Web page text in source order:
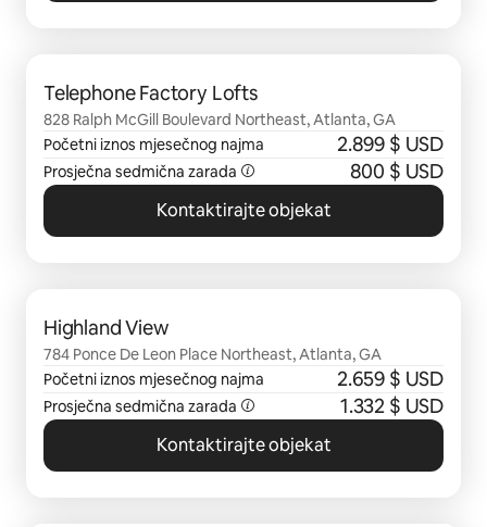
Telephone Factory Lofts
828 Ralph McGill Boulevard Northeast, Atlanta, GA
Početni iznos mjesečnog najma
2.899 $ USD
Prosječna sedmična zarada 800 $ USD
Kontaktirajte objekat
Highland View
784 Ponce De Leon Place Northeast, Atlanta, GA
Početni iznos mjesečnog najma
2.659 $ USD
Prosječna sedmična zarada 1.332 $ USD
Kontaktirajte objekat